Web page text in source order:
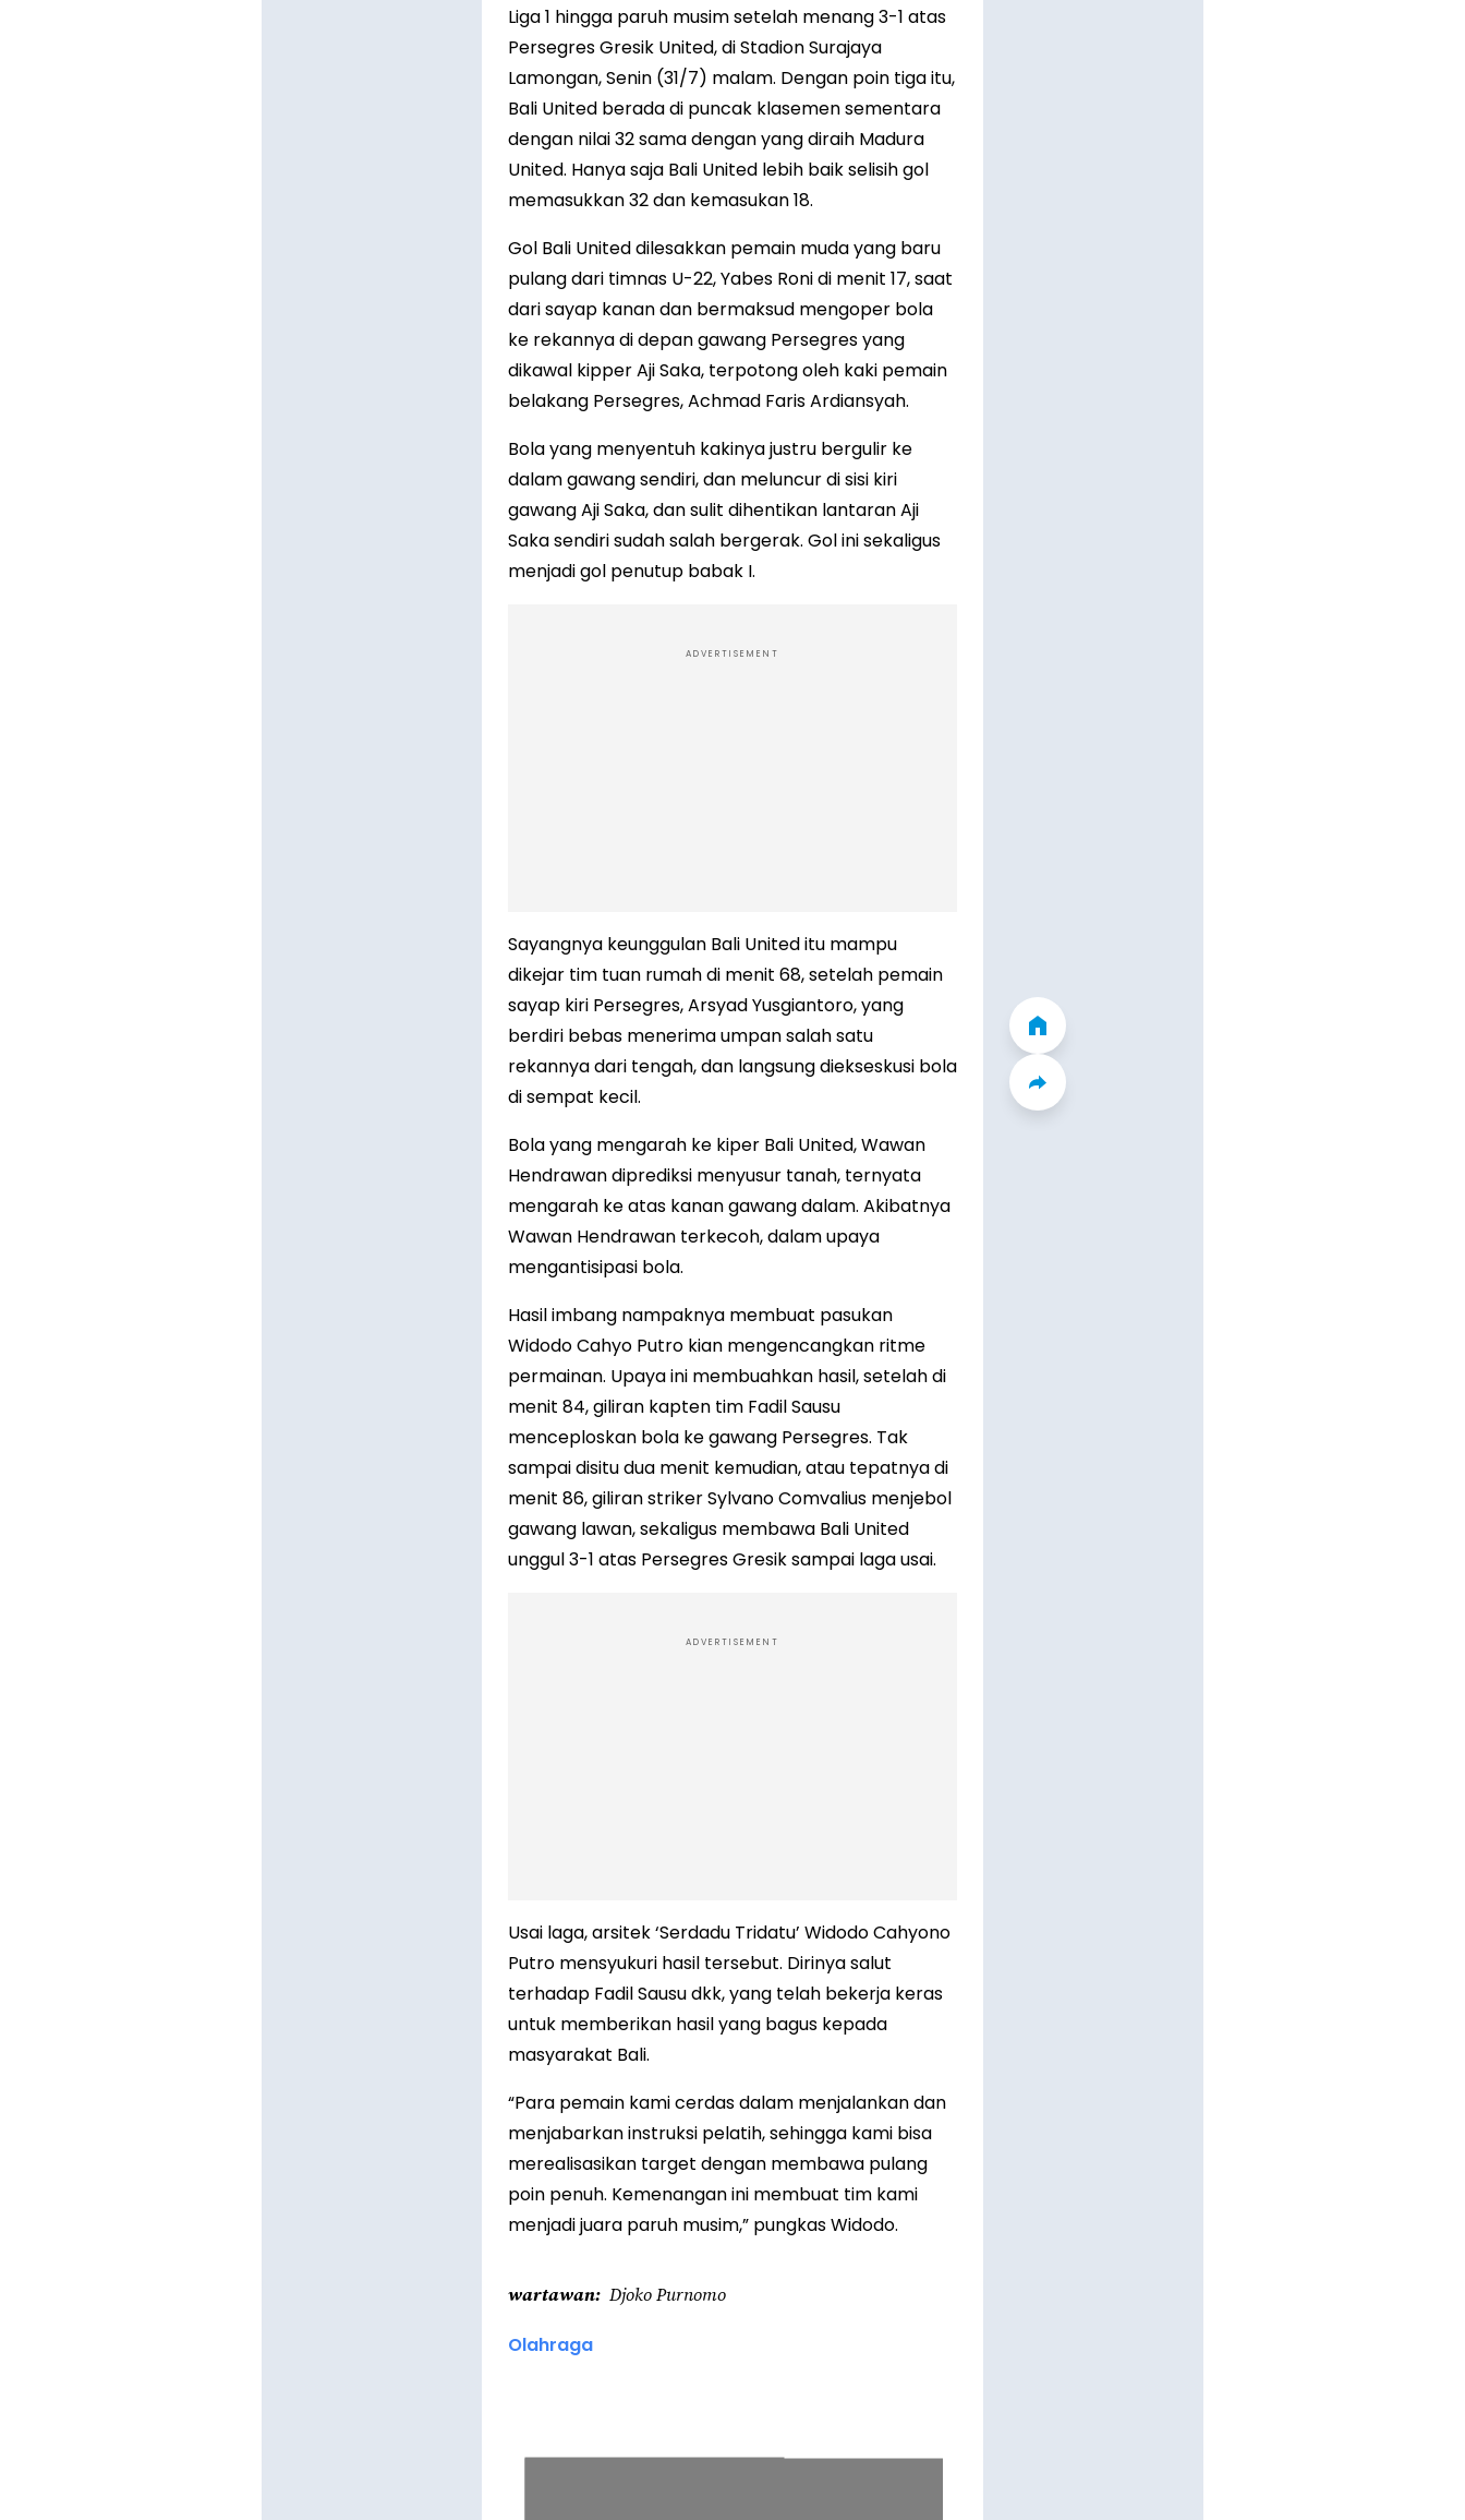
Liga 1 hingga paruh musim setelah menang 3-1 atas
Persegres Gresik United, di Stadion Surajaya
Lamongan, Senin (31/7) malam. Dengan poin tiga itu,
Bali United berada di puncak klasemen sementara
dengan nilai 32 sama dengan yang diraih Madura
United. Hanya saja Bali United lebih baik selisih gol
memasukkan 32 dan kemasukan 18.
Gol Bali United dilesakkan pemain muda yang baru
pulang dari timnas U-22, Yabes Roni di menit 17, saat
dari sayap kanan dan bermaksud mengoper bola
ke rekannya di depan gawang Persegres yang
dikawal kipper Aji Saka, terpotong oleh kaki pemain
belakang Persegres, Achmad Faris Ardiansyah.
Bola yang menyentuh kakinya justru bergulir ke
dalam gawang sendiri, dan meluncur di sisi kiri
gawang Aji Saka, dan sulit dihentikan lantaran Aji
Saka sendiri sudah salah bergerak. Gol ini sekaligus
menjadi gol penutup babak I.
ADVERTISEMENT
Sayangnya keunggulan Bali United itu mampu
dikejar tim tuan rumah di menit 68, setelah pemain
sayap kiri Persegres, Arsyad Yusgiantoro, yang
berdiri bebas menerima umpan salah satu
rekannya dari tengah, dan langsung diekseskusi bola
di sempat kecil.
Bola yang mengarah ke kiper Bali United, Wawan
Hendrawan diprediksi menyusur tanah, ternyata
mengarah ke atas kanan gawang dalam. Akibatnya
Wawan Hendrawan terkecoh, dalam upaya
mengantisipasi bola.
Hasil imbang nampaknya membuat pasukan
Widodo Cahyo Putro kian mengencangkan ritme
permainan. Upaya ini membuahkan hasil, setelah di
menit 84, giliran kapten tim Fadil Sausu
menceploskan bola ke gawang Persegres. Tak
sampai disitu dua menit kemudian, atau tepatnya di
menit 86, giliran striker Sylvano Comvalius menjebol
gawang lawan, sekaligus membawa Bali United
unggul 3-1 atas Persegres Gresik sampai laga usai.
ADVERTISEMENT
Usai laga, arsitek ‘Serdadu Tridatu’ Widodo Cahyono
Putro mensyukuri hasil tersebut. Dirinya salut
terhadap Fadil Sausu dkk, yang telah bekerja keras
untuk memberikan hasil yang bagus kepada
masyarakat Bali.
“Para pemain kami cerdas dalam menjalankan dan
menjabarkan instruksi pelatih, sehingga kami bisa
merealisasikan target dengan membawa pulang
poin penuh. Kemenangan ini membuat tim kami
menjadi juara paruh musim,” pungkas Widodo.
wartawan Djoko Purnomo
Olahraga